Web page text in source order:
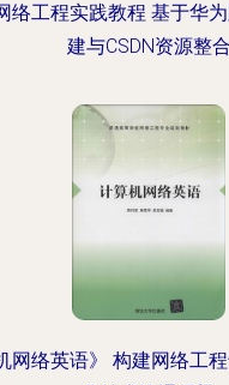
络工程实践教程 基于华
建与CSDN资源整合
网络英语》 构建网络工